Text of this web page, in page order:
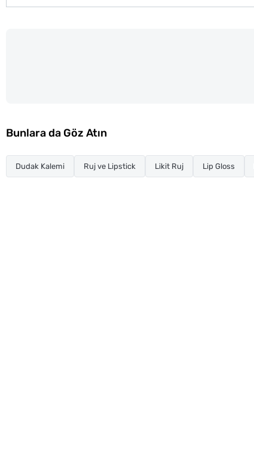
Bunlara da Göz Atın
Dudak Kalemi Ruj ve Lipstick Likit Ruj Lip Gloss